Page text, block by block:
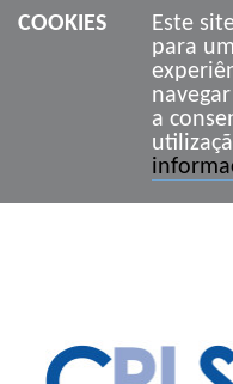
COOKIES
Este
para
a